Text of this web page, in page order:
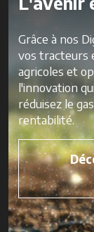
Grâce à nos
vos tracteurs
agricoles et
l'innovation
réduisez le
rentabilité.